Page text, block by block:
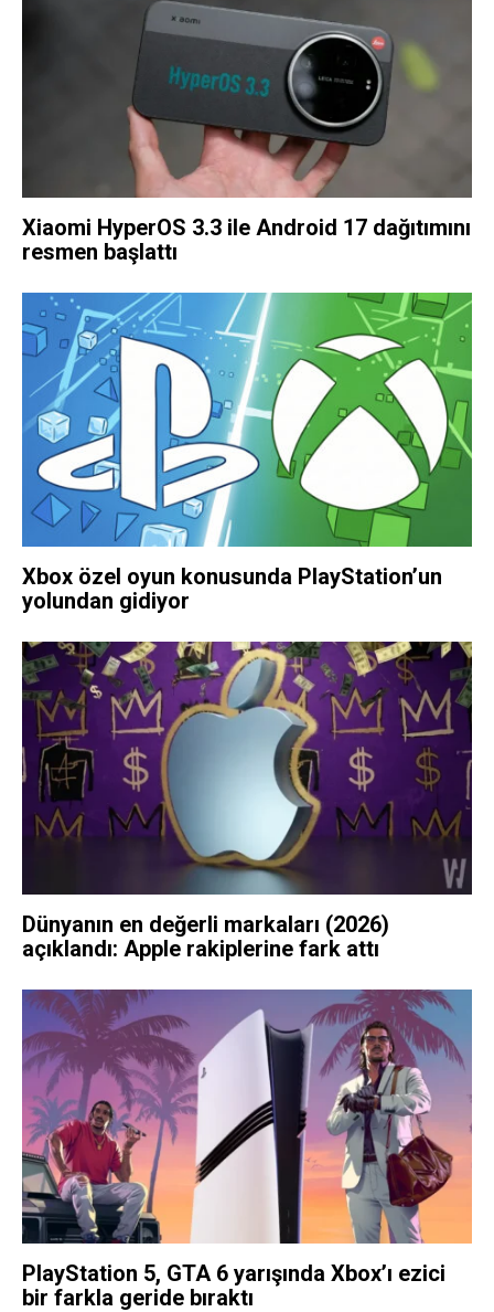
Xiaomi HyperOS 3.3 ile Android 17 dağıtımını
resmen başlattı
Xbox özel oyun konusunda PlayStation’un
yolundan gidiyor
Dünyanın en değerli markaları (2026)
açıklandı: Apple rakiplerine fark attı
PlayStation 5, GTA 6 yarışında Xbox’ı ezici
bir farkla geride bıraktı